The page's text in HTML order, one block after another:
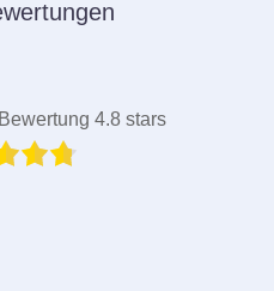
4.8 stars